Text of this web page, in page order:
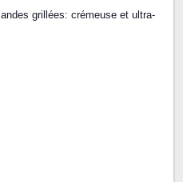
grillées: crémeuse et ultra-